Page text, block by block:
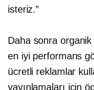
isteriz.”
Daha sonra
en iyi performans
ücretli reklamlar
yayınlamaları için